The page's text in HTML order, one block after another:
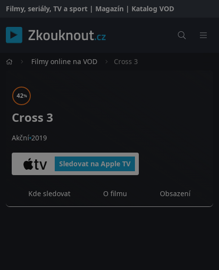
Filmy, seriály, TV a sport | Magazín | Katalog VOD
Filmy online na VOD Cross 3
42%
Cross 3
Akční 2019
Sledovat na Apple TV
Kde sledovat O filmu Obsazení